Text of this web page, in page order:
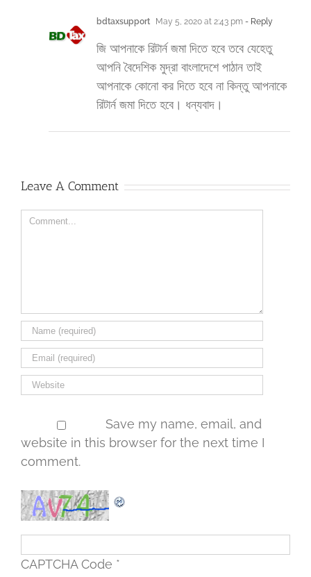
bdtaxsupport May 5, 2020 at 2:43 pm - Reply
জি আপনাকে রিটার্ন জমা দিতে হবে তবে যেহেতু
আপনি বৈদেশিক মুদ্রা বাংলাদেশে পাঠান তাই
আপনাকে কোনো কর দিতে হবে না কিন্তু আপনাকে
রিটার্ন জমা দিতে হবে। ধন্যবাদ।
Leave A Comment
Comment
Save my name, email, and
website in this browser for the next time I
comment.
CAPTCHA Code *